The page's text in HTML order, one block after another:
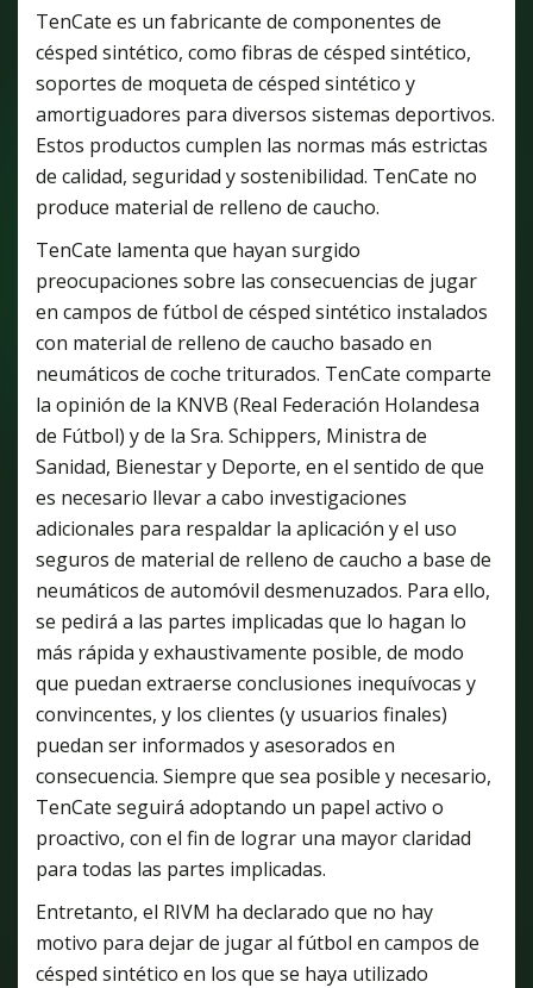
TenCate es un fabricante de componentes de
césped sintético, como fibras de césped sintético,
soportes de moqueta de césped sintético y
amortiguadores para diversos sistemas deportivos.
Estos productos cumplen las normas más estrictas
de calidad, seguridad y sostenibilidad. TenCate no
produce material de relleno de caucho.
TenCate lamenta que hayan surgido
preocupaciones sobre las consecuencias de jugar
en campos de fútbol de césped sintético instalados
con material de relleno de caucho basado en
neumáticos de coche triturados. TenCate comparte
la opinión de la KNVB (Real Federación Holandesa
de Fútbol) y de la Sra. Schippers, Ministra de
Sanidad, Bienestar y Deporte, en el sentido de que
es necesario llevar a cabo investigaciones
adicionales para respaldar la aplicación y el uso
seguros de material de relleno de caucho a base de
neumáticos de automóvil desmenuzados. Para ello,
se pedirá a las partes implicadas que lo hagan lo
más rápida y exhaustivamente posible, de modo
que puedan extraerse conclusiones inequívocas y
convincentes, y los clientes (y usuarios finales)
puedan ser informados y asesorados en
consecuencia. Siempre que sea posible y necesario,
TenCate seguirá adoptando un papel activo o
proactivo, con el fin de lograr una mayor claridad
para todas las partes implicadas.
Entretanto, el RIVM ha declarado que no hay
motivo para dejar de jugar al fútbol en campos de
césped sintético en los que se haya utilizado